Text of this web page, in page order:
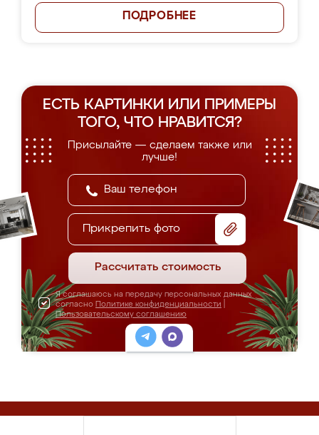
ПОДРОБНЕЕ
ЕСТЬ КАРТИНКИ ИЛИ ПРИМЕРЫ
ТОГО, ЧТО НРАВИТСЯ?
Присылайте — сделаем также или
лучше!
Прикрепить фото
Рассчитать стоимость
Я соглашаюсь на передачу персональных данных
согласно Политике конфиденциальности
Пользовательскому соглашению